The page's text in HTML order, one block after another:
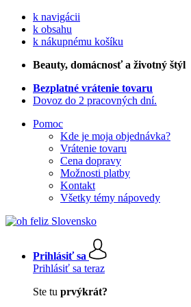
k navigácii
k obsahu
k nákupnému košíku
Beauty, domácnosť a životný štýl
Bezplatné vrátenie tovaru
Dovoz do 2 pracovných dní.
Pomoc
Kde je moja objednávka?
Vrátenie tovaru
Cena dopravy
Možnosti platby
Kontakt
Všetky témy nápovedy
Prihlásiť sa
Prihlásiť sa teraz
Ste tu prvýkrát?